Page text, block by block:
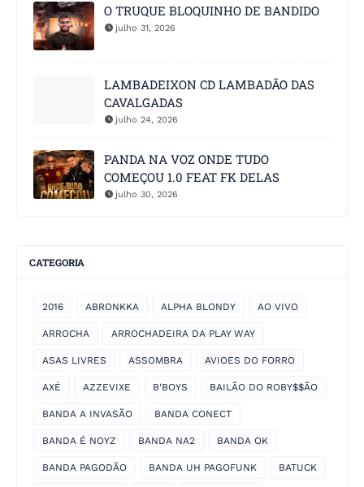
O TRUQUE BLOQUINHO DE BANDIDO
julho 31, 2026
LAMBADEIXON CD LAMBADÃO DAS
CAVALGADAS
julho 24, 2026
PANDA NA VOZ ONDE TUDO
COMEÇOU 1.0 FEAT FK DELAS
julho 30, 2026
CATEGORIA
2016 ABRONKKA ALPHA BLONDY AO VIVO
ARROCHA ARROCHADEIRA DA PLAY WAY
ASAS LIVRES ASSOMBRA AVIOES DO FORRO
AXÉ AZZEVIXE B'BOYS BAILÃO DO ROBY$$ÃO
BANDA A INVASÃO BANDA CONECT
BANDA É NOYZ BANDA NA2 BANDA OK
BANDA PAGODÃO BANDA UH PAGOFUNK BATUCK